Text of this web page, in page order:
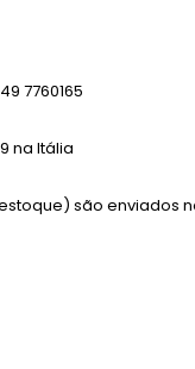
7760165
na Itália
são enviados